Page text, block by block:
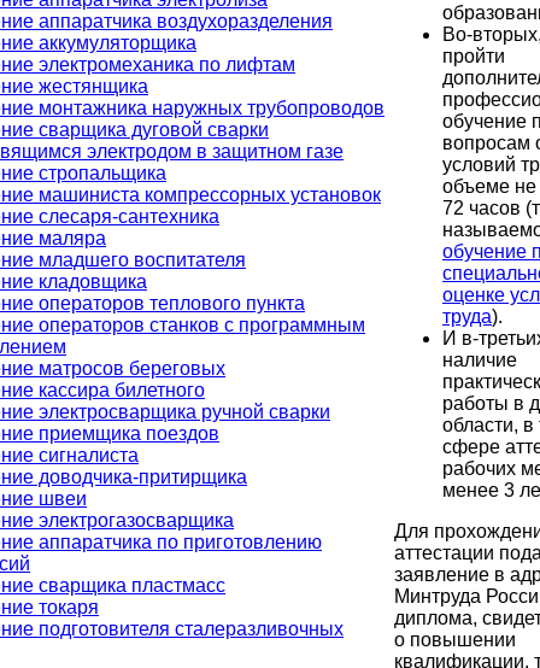
аппаратчика воздухоразделения
аккумуляторщика
электромеханика по лифтам
жестянщика
монтажника наружных трубопроводов
сварщика дуговой сварки
электродом в защитном газе
стропальщика
машиниста компрессорных установок
слесаря-сантехника
маляра
младшего воспитателя
кладовщика
операторов теплового пункта
операторов станков с программным
матросов береговых
кассира билетного
электросварщика ручной сварки
приемщика поездов
сигналиста
доводчика-притирщика
швеи
электрогазосварщика
аппаратчика по приготовлению
сварщика пластмасс
токаря
подготовителя сталеразливочных
Во-
пройти
обучение
вопросам
условий
объеме
72 часов
обучение
оценке
труда).
И в-
наличие
работы в
области, в
сфере
рабочих
менее 3
Для
аттестации
заявление в
Минтруда
диплома,
о повышении
квалификации,